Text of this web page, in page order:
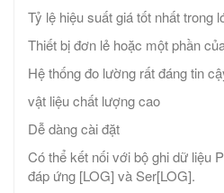
Tỷ lệ hiệu suất giá tốt nhất trong
Thiết bị đơn lẻ hoặc một phần
Hệ thống đo lường rất đáng tin
vật liệu chất lượng cao
Dễ dàng cài đặt
Có thể kết nối với bộ ghi dữ liệu
đáp ứng [LOG] và Ser[LOG].